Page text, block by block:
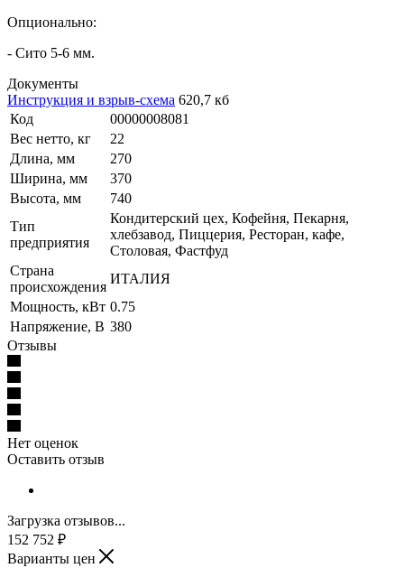
Опционально:
- Сито 5-6 мм.
Документы
Инструкция и взрыв-схема 620,7 кб
Код
00000008081
Вес нетто, кг
22
Длина, мм
270
Ширина, мм
370
Высота, мм
740
Тип
предприятия
Кондитерский цех, Кофейня, Пекарня,
хлебзавод, Пиццерия, Ресторан, кафе,
Столовая, Фастфуд
Страна
происхождения
ИТАЛИЯ
Мощность, кВт 0.75
Напряжение, В 380
Отзывы
Нет оценок
Оставить отзыв
Загрузка отзывов...
152 752 ₽
Варианты цен